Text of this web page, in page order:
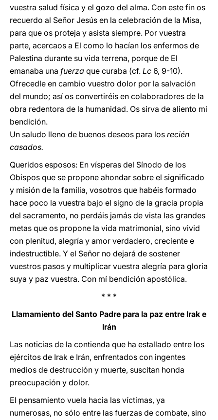
vuestra salud física y el gozo del alma. Con este fin os
recuerdo al Señor Jesús en la celebración de la Misa,
para que os proteja y asista siempre. Por vuestra
parte, acercaos a El como lo hacían los enfermos de
Palestina durante su vida terrena, porque de El
emanaba una fuerza que curaba (cf. Lc 6, 9-10).
Ofrecedle en cambio vuestro dolor por la salvación
del mundo; así os convertiréis en colaboradores de la
obra redentora de la humanidad. Os sirva de aliento mi
bendición.
Un saludo lleno de buenos deseos para los recién
casados.
Queridos esposos: En vísperas del Sínodo de los
Obispos que se propone ahondar sobre el significado
y misión de la familia, vosotros que habéis formado
hace poco la vuestra bajo el signo de la gracia propia
del sacramento, no perdáis jamás de vista las grandes
metas que os propone la vida matrimonial, sino vivid
con plenitud, alegría y amor verdadero, creciente e
indestructible. Y el Señor no dejará de sostener
vuestros pasos y multiplicar vuestra alegría para gloria
suya y paz vuestra. Con mí bendición apostólica.
* * *
Llamamiento del Santo Padre para la paz entre Irak e
Irán
Las noticias de la contienda que ha estallado entre los
ejércitos de Irak e Irán, enfrentados con ingentes
medios de destrucción y muerte, suscitan honda
preocupación y dolor.
El pensamiento vuela hacia las víctimas, ya
numerosas, no sólo entre las fuerzas de combate, sino